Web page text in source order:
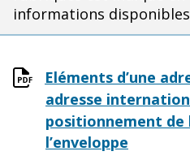
informations
Eléments d’une
adresse
positionnement de
l’enveloppe